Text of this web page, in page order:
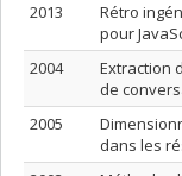
2013
Rétro
pour
2004
Extraction
de
2005
dans les